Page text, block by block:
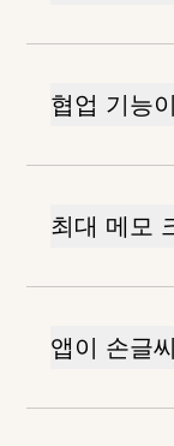
협업 기능
최대 메모
앱이 손글